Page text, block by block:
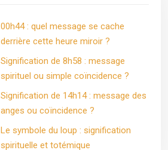
00h44 : quel message se cache
derrière cette heure miroir ?
Signification de 8h58 : message
spirituel ou simple coïncidence ?
Signification de 14h14 : message des
anges ou coïncidence ?
Le symbole du loup : signification
spirituelle et totémique